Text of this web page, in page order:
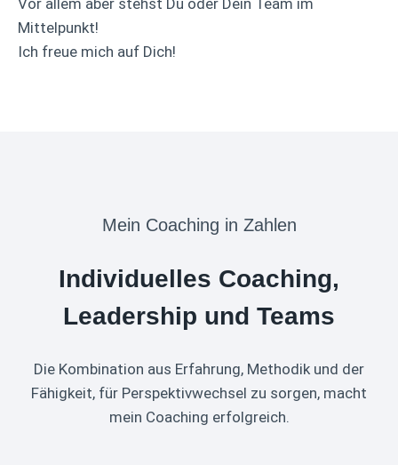
Vor allem aber stehst Du oder Dein Team im
Mittelpunkt!
Ich freue mich auf Dich!
Mein Coaching in Zahlen
Individuelles Coaching,
Leadership und Teams
Die Kombination aus Erfahrung, Methodik und der
Fähigkeit, für Perspektivwechsel zu sorgen, macht
mein Coaching erfolgreich.